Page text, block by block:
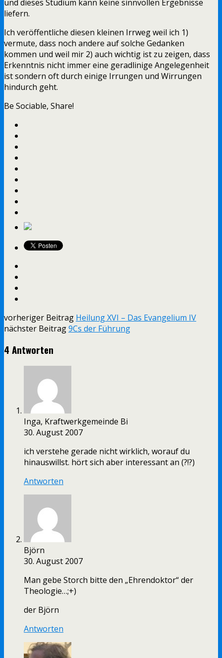
und dieses Studium kann keine sinnvollen Ergebnisse
liefern.
Ich veröffentliche diesen kleinen Irrweg weil ich 1)
vermute, dass noch andere auf solche Gedanken
kommen und weil mir 2) auch wichtig ist zu zeigen, dass
Erkenntnis nicht immer eine geradlinige Angelegenheit
ist sondern oft durch einige Irrungen und Wirrungen
hindurch geht.
Be Sociable, Share!
vorheriger Beitrag Heilung XVI – Das Evangelium IV
nächster Beitrag9Cs der Führung
4 Antworten
Inga, Kraftwerkgemeinde Bi
30. August 2007
ich verstehe gerade nicht wirklich, worauf du
hinauswillst. hört sich aber interessant an (?!?)
Antworten
Björn
30. August 2007
Man gebe Storch bitte den „Ehrendoktor“ der
Theologie…;+)
der Björn
Antworten